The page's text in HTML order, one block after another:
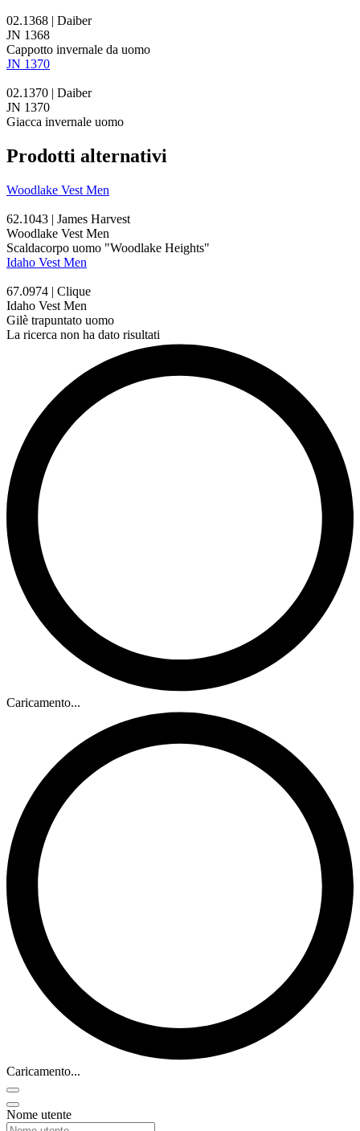
02.1368 | Daiber
JN 1368
Cappotto invernale da uomo
JN 1370
02.1370 | Daiber
JN 1370
Giacca invernale uomo
Prodotti alternativi
Woodlake Vest Men
62.1043 | James Harvest
Woodlake Vest Men
Scaldacorpo uomo "Woodlake Heights"
Idaho Vest Men
67.0974 | Clique
Idaho Vest Men
Gilè trapuntato uomo
La ricerca non ha dato risultati
Caricamento...
Caricamento...
Nome utente